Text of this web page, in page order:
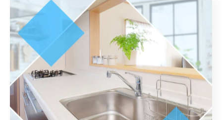
ォームを行い、あわせてエコキュートを導入したケース
では、年間の光熱費が約2割削減されたという声もあり
ます。また、稲沢市内では地元業者によるきめ細かなサ
ポートやアフターサービスが評価されており、「相談か
ら施工まで一貫して任せられて安心」といった利用者の
声も多く聞かれます。
リフォーム事例を参考にすることで、具体的なイメージ